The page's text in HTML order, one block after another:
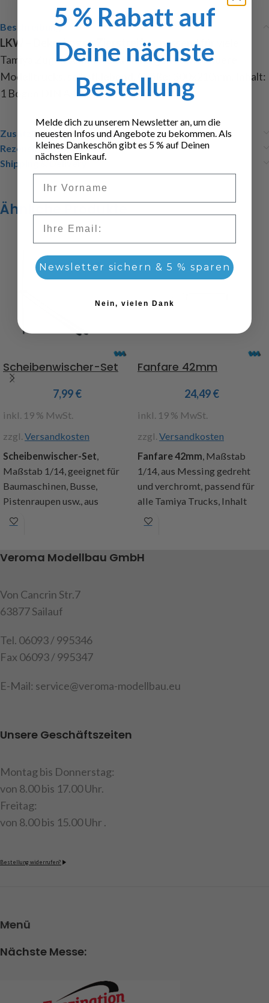
Beschreibung
LKW – Dekorbogen Zierstreifen
, passend für viele
Tamiya Zugmaschinen und Auflieger, sowie andere
Modelltrucks, selbstklebend, Größe: 300x210mm, Inhalt:
1 Bogen DIN A4
Zusätzliche Informationen
Rezensionen (0)
Shipping & Delivery
Ähnliche Produkte
Scheibenwischer-Set
7,99€
inkl. 19 % MwSt.
zzgl. Versandkosten
Scheibenwischer-Set,
Maßstab 1/14, geeignet für
Baumaschinen, Busse,
Pistenraupen usw., aus
Kunststoff , bestehend aus
Wischer, Abm.: kleiner
Gesamtlänge 42mm,
Wischerblattlänge 31mm,
großer Scheibenwischer :
Wischerblattlänge 60mm,
Aufnahmebohrung 2mm,
Fanfare 42mm
24,49€
inkl. 19 % MwSt.
zzgl. Versandkosten
Fanfare 42mm, Maßstab
1/14, aus Messing gedreht
und verchromt, passend für
alle Tamiya Trucks, Inhalt
1Stück,
Art.Nr. 907367
Veroma Modellbau GmbH
Von Cancrin Str.7
63877 Sailauf
Tel. 06093 / 995346
Fax 06093 / 995347
E-Mail: service@veroma-modellbau.eu
Unsere Geschäftszeiten
Montag bis Donnerstag:
von 8.00 bis 17.00 Uhr.
Freitag:
von 8.00 bis 15.00 Uhr .
Bestellung widerrufen?
Menü
Nächste Messe:
5 % Rabatt auf
Deine nächste
Bestellung
Melde dich zu unserem Newsletter an, um die
neuesten Infos und Angebote zu bekommen. Als
kleines Dankeschön gibt es 5 % auf Deinen
nächsten Einkauf.
Newsletter sichern & 5 % sparen
Nein, vielen Dank